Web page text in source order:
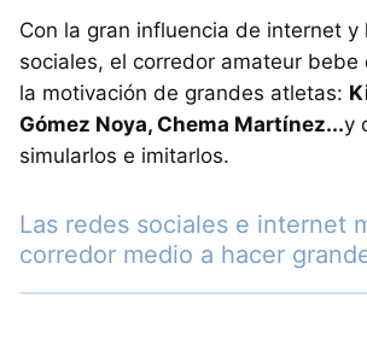
Con la gran influencia de internet y
sociales, el corredor amateur
la motivación de grandes atletas:
Gómez Noya, Chema Martínez...y
simularlos e imitarlos.
Las redes sociales e internet
corredor medio a hacer